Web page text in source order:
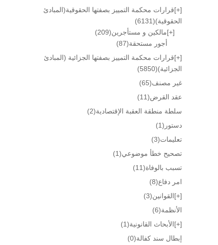
[+]قرارات محكمة التمييز بصفتها الحقوقية(المبادئ
الحقوقية)(6131)
[+]مالكين و مستأجرين(209)
أجور مستحقة(87)
[+]قرارات محكمة التمييز بصفتها الجزائية (المبادئ
الجزائية)(5850)
غير مصنف(65)
عقد القرض(11)
سلطة منطقة العقبة الإقتصادية(2)
دستور (1)
تعليمات(3)
تصحيح خطأ موضوعي(1)
تسبب بالوفاة(11)
امر دفاع(8)
[+]القوانين(3)
الأنظمة(6)
[+]الأبحاث القانونية(1)
إبطال سند كفالة(0)